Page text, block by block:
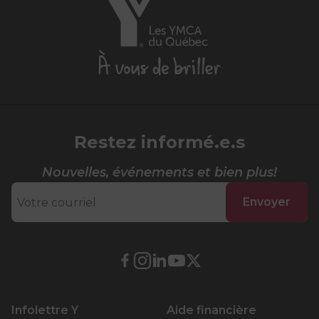
Restez informé.e.s
Nouvelles, événements et bien plus!
Envoyer
LienLien
site.
Lien
site.
Lien
site.site.
Infolettre Y Aide financière